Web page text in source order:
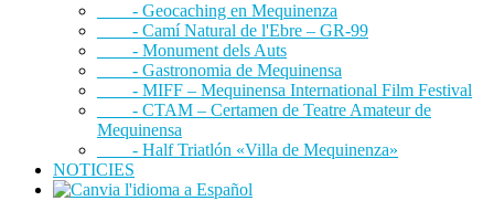
- Geocaching en Mequinenza
- Camí Natural de l'Ebre – GR-99
- Monument dels Auts
- Gastronomia de Mequinensa
- MIFF – Mequinensa International Film Festival
- CTAM – Certamen de Teatre Amateur de
Mequinensa
- Half Triatlón «Villa de Mequinenza»
NOTICIES